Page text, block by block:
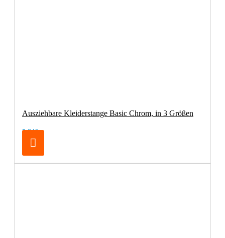
Ausziehbare Kleiderstange Basic Chrom, in 3 Größen
5,84€